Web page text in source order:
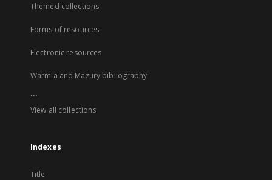
Themed collections
Forms of resources
Electronic resources
Warmia and Mazury bibliography
...
View all collections
Indexes
Title